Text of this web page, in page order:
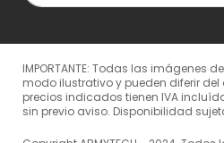
IMPORTANTE: Todas las imágenes
modo ilustrativo y pueden diferir del
precios indicados tienen IVA
sin previo aviso. Disponibilidad